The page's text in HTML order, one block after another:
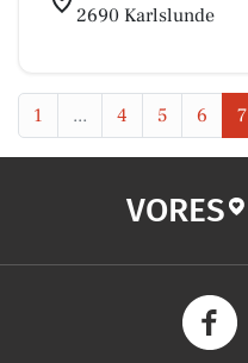
2690 Karlslunde
1 ... 4 5 6 7
VORES